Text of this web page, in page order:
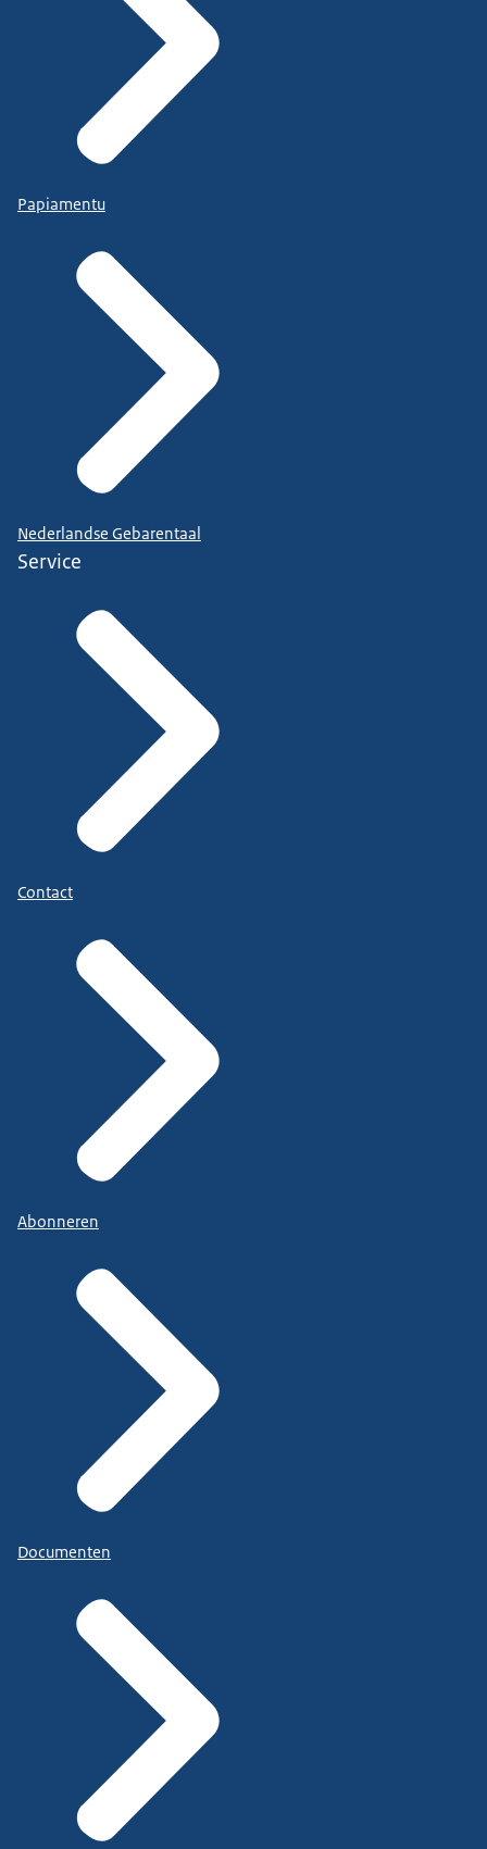
Papiamentu
Nederlandse Gebarentaal
Service
Contact
Abonneren
Documenten